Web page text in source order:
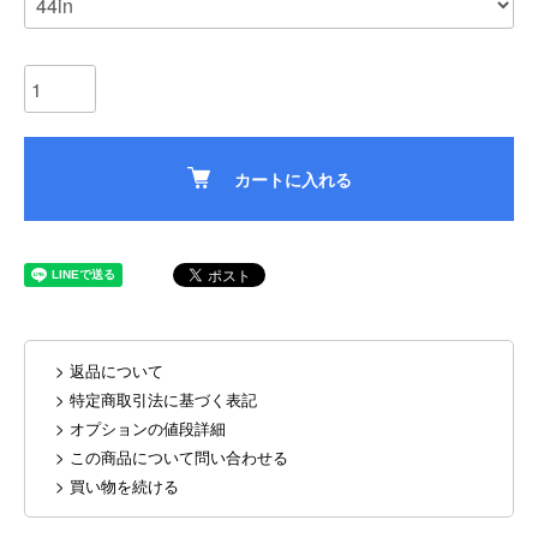
カートに入れる
> 返品について
> 特定商取引法に基づく表記
> オプションの値段詳細
> この商品について問い合わせる
> 買い物を続ける